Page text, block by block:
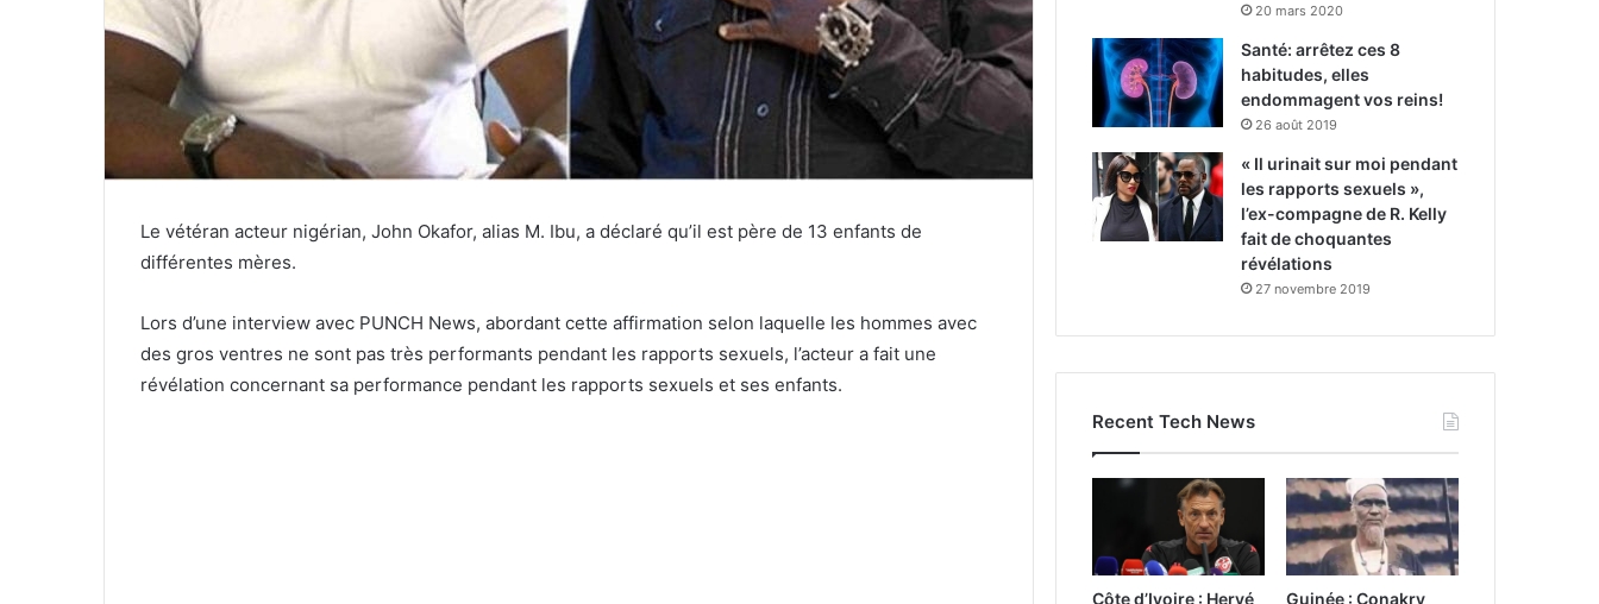
Le vétéran acteur nigérian, John Okafor, alias M. Ibu, a déclaré qu’il est père de 13 enfants de
différentes mères.
Lors d’une interview avec PUNCH News, abordant cette affirmation selon laquelle les hommes avec
des gros ventres ne sont pas très performants pendant les rapports sexuels, l’acteur a fait une
révélation concernant sa performance pendant les rapports sexuels et ses enfants.
20 mars 2020
Santé: arrêtez ces 8
habitudes, elles
endommagent vos reins!
26 août 2019
« Il urinait sur moi pendant
les rapports sexuels »,
l’ex-compagne de R. Kelly
fait de choquantes
révélations
27 novembre 2019
Recent Tech News
Côte d’Ivoire : Hervé
Guinée : Conakry